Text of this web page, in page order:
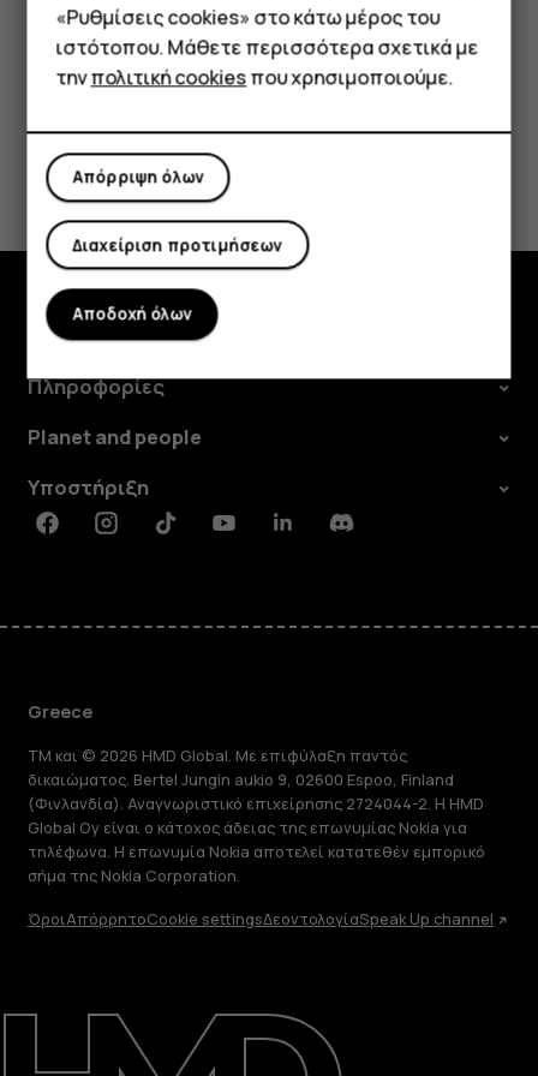
Tablet
Επισκευή, επαναχρησιμοποίηση,
ανακύκλωση
Το βρήκατε χρήσιμο;
Ναι Όχι
Εξερευνήστε
Πληροφορίες
Planet and people
Υποστήριξη
FacebookInstagramTiktokYoutubeLinkedinDiscord
Greece
TM και © 2026 HMD Global. Με επιφύλαξη παντός
δικαιώματος. Bertel Jungin aukio 9, 02600 Espoo, Finland
(Φινλανδία). Αναγνωριστικό επιχείρησης 2724044-2. Η HMD
Global Oy είναι ο κάτοχος άδειας της επωνυμίας Nokia για
τηλέφωνα. Η επωνυμία Nokia αποτελεί κατατεθέν εμπορικό
σήμα της Nokia Corporation.
ΌροιΑπόρρητοCookie settingsΔεοντολογίαSpeak Up channel
«Ρυθμίσεις cookies» στο κάτω μέρος του
ιστότοπου. Μάθετε περισσότερα σχετικά με
τηνπολιτική cookiesπου χρησιμοποιούμε.
Απόρριψη όλων
Διαχείριση προτιμήσεων
Αποδοχή όλων